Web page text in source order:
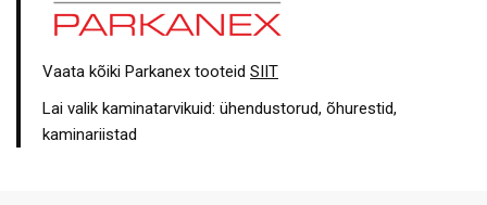
Vaata kõiki Parkanex tooteid SIIT
Lai valik kaminatarvikuid: ühendustorud, õhurestid,
kaminariistad